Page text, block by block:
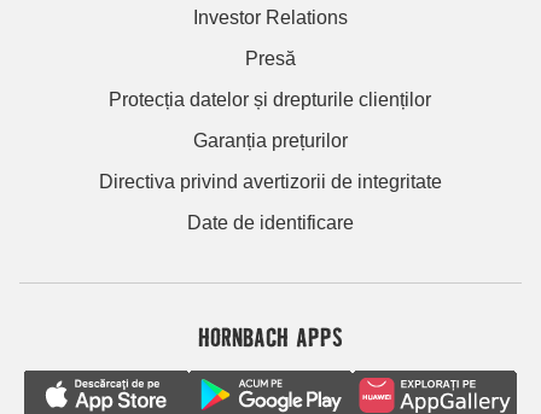
Investor Relations
Presă
Protecția datelor și drepturile clienților
Garanția prețurilor
Directiva privind avertizorii de integritate
Date de identificare
HORNBACH APPS